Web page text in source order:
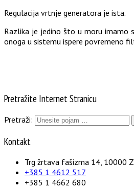
Regulacija vrtnje generatora je ista.
Razlika je jedino što u moru imamo
onoga u sistemu ispere povremeno
Pretražite Internet Stranicu
Pretraži:
Kontakt
Trg žrtava fašizma 14, 10000
+385 1 4612 517
+385 1 4662 680